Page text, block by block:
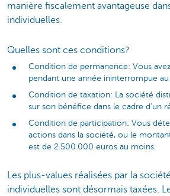
manière fiscalement avantageuse
individuelles.
Quelles sont ces conditions?
Condition de permanence: Vous
pendant une année ininterrompue
Condition de taxation: La société
sur son bénéfice dans le cadre d'un
Condition de participation: Vous
actions dans la société, ou le
est de 2.500.000 euros au moins.
Les plus-values réalisées par la
individuelles sont désormais taxées.